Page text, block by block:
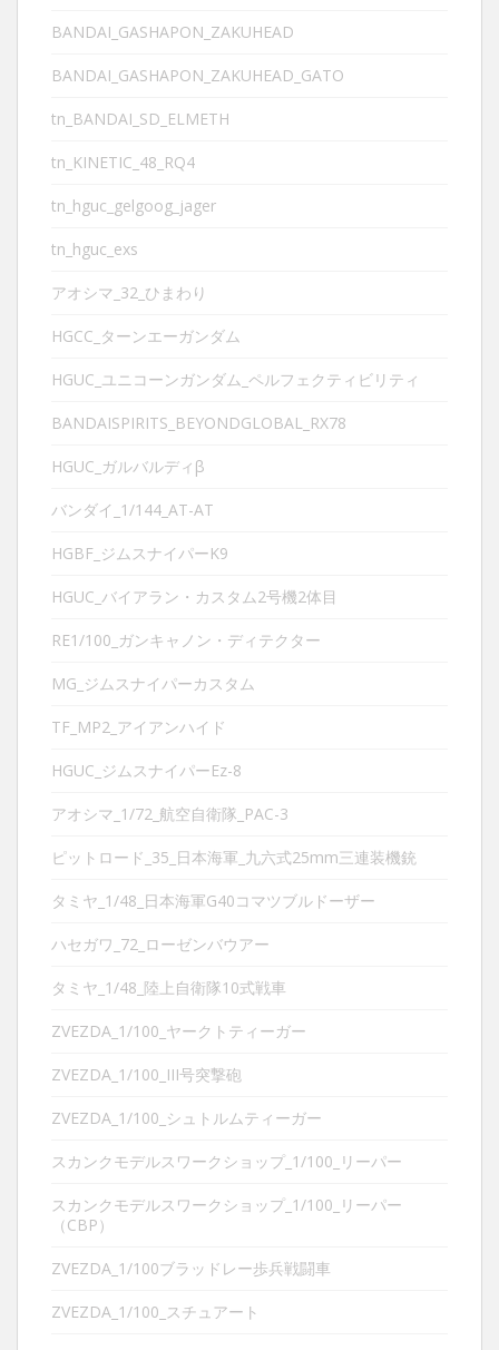
BANDAI_GASHAPON_ZAKUHEAD
BANDAI_GASHAPON_ZAKUHEAD_GATO
tn_BANDAI_SD_ELMETH
tn_KINETIC_48_RQ4
tn_hguc_gelgoog_jager
tn_hguc_exs
アオシマ_32_ひまわり
HGCC_ターンエーガンダム
HGUC_ユニコーンガンダム_ペルフェクティビリティ
BANDAISPIRITS_BEYONDGLOBAL_RX78
HGUC_ガルバルディβ
バンダイ_1/144_AT-AT
HGBF_ジムスナイパーK9
HGUC_バイアラン・カスタム2号機2体目
RE1/100_ガンキャノン・ディテクター
MG_ジムスナイパーカスタム
TF_MP2_アイアンハイド
HGUC_ジムスナイパーEz-8
アオシマ_1/72_航空自衛隊_PAC-3
ピットロード_35_日本海軍_九六式25mm三連装機銃
タミヤ_1/48_日本海軍G40コマツブルドーザー
ハセガワ_72_ローゼンバウアー
タミヤ_1/48_陸上自衛隊10式戦車
ZVEZDA_1/100_ヤークトティーガー
ZVEZDA_1/100_III号突撃砲
ZVEZDA_1/100_シュトルムティーガー
スカンクモデルスワークショップ_1/100_リーパー
スカンクモデルスワークショップ_1/100_リーパー
（CBP）
ZVEZDA_1/100ブラッドレー歩兵戦闘車
ZVEZDA_1/100_スチュアート